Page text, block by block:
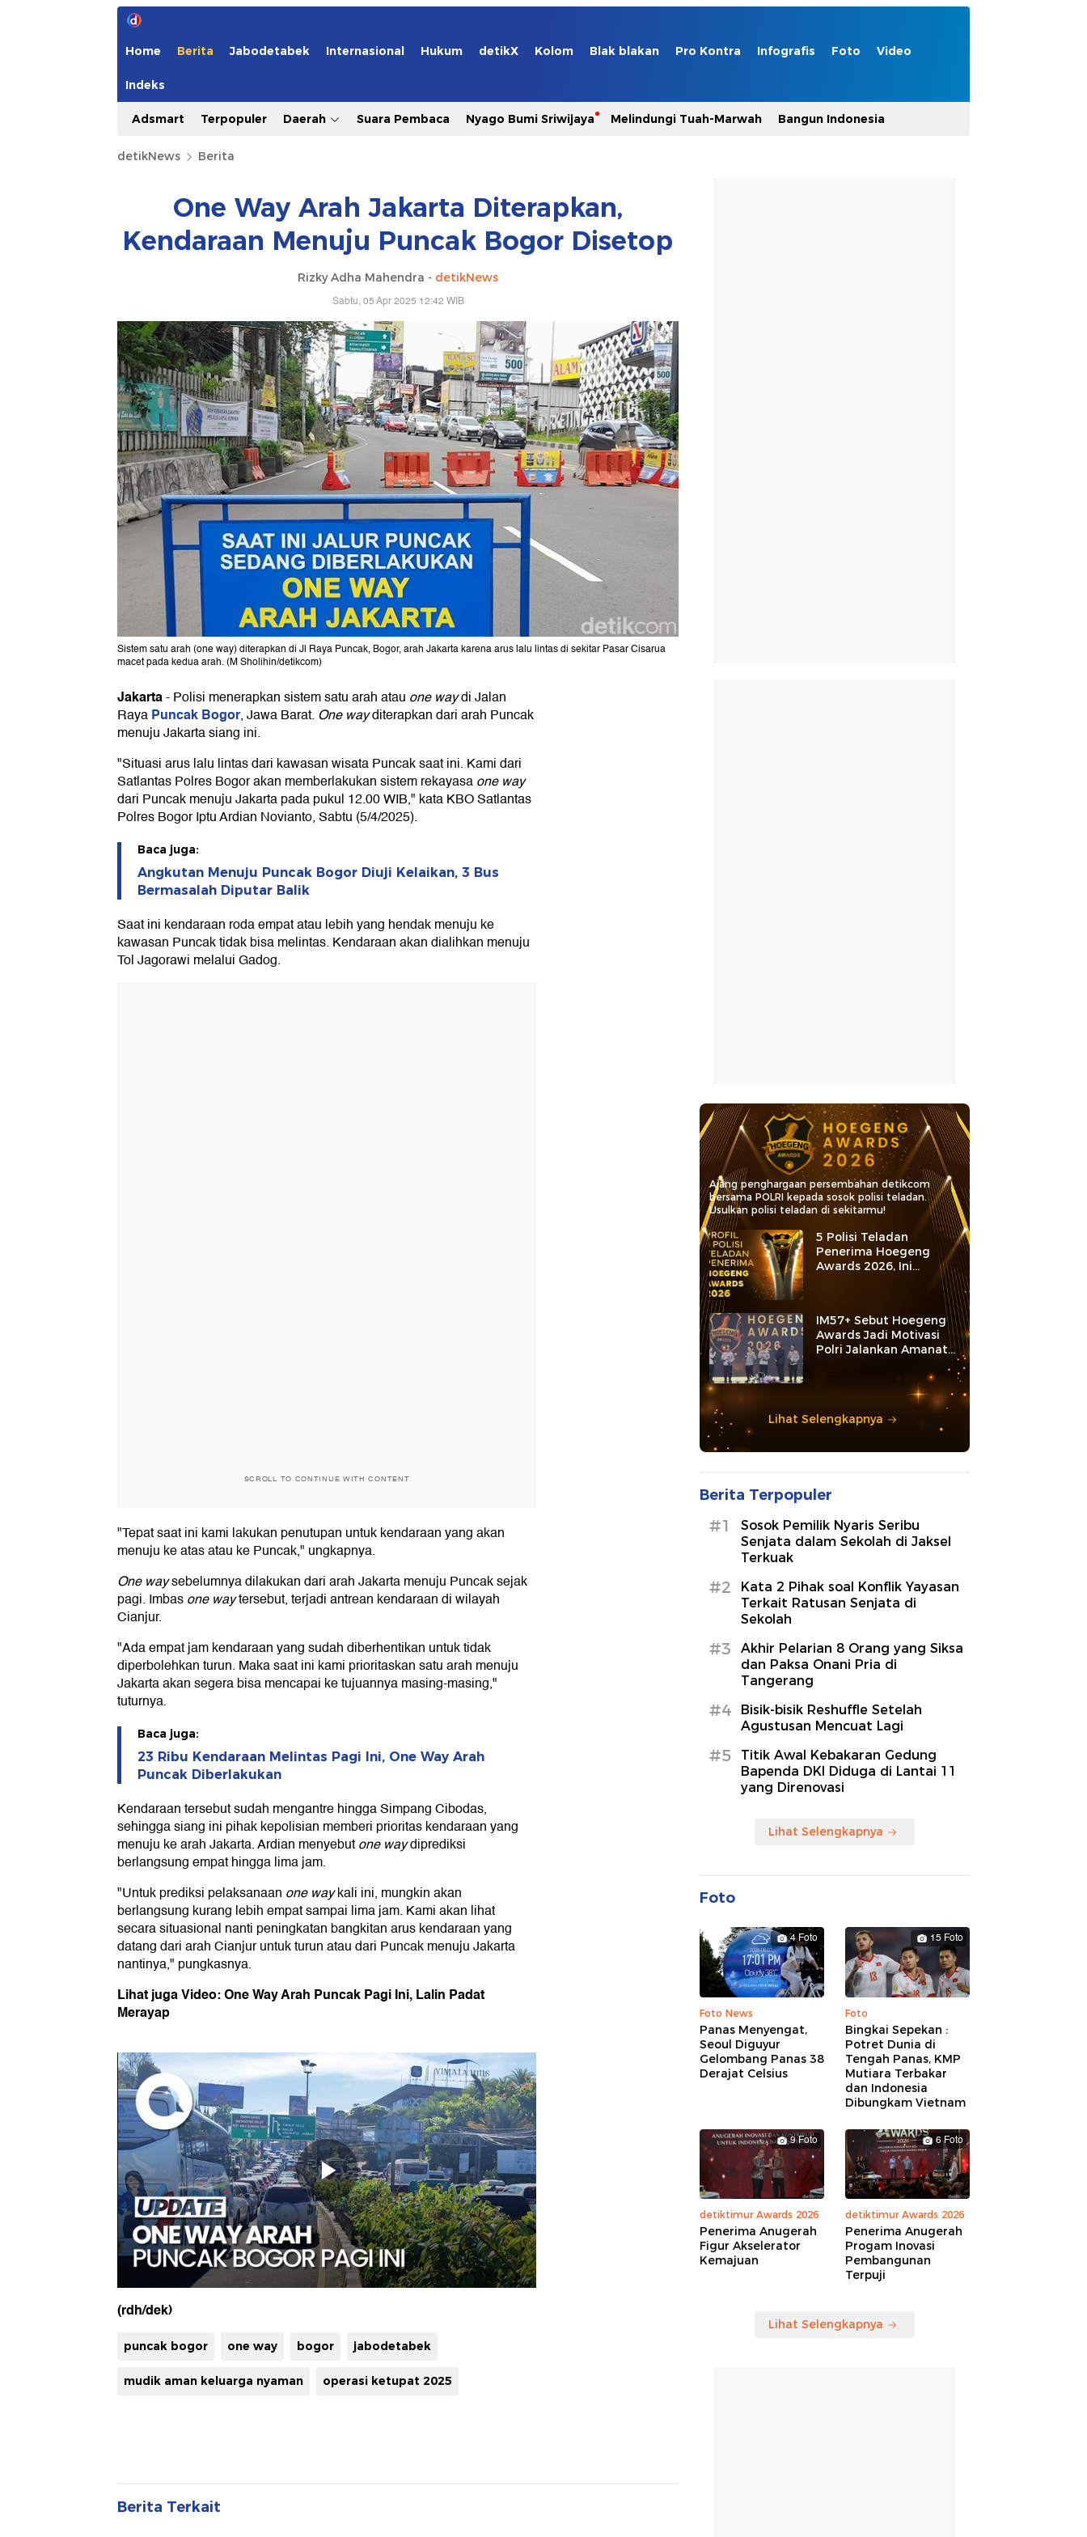
Home Berita Jabodetabek Internasional Hukum detikX Kolom Blak blakan Pro Kontra Infografis Foto Video
Indeks
Adsmart Terpopuler Daerah Suara Pembaca Nyago Bumi Sriwijaya Melindungi Tuah-Marwah Bangun Indonesia
detikNews Berita
One Way Arah Jakarta Diterapkan,
Kendaraan Menuju Puncak Bogor Disetop
Rizky Adha Mahendra - detikNews
Sabtu, 05 Apr 2025 12:42 WIB
Sistem satu arah (one way) diterapkan di Jl Raya Puncak, Bogor, arah Jakarta karena arus lalu lintas di sekitar Pasar Cisarua
macet pada kedua arah. (M Sholihin/detikcom)
Jakarta-Polisi menerapkan sistem satu arah atau one waydi Jalan
RayaPuncak Bogor, Jawa Barat. One wayditerapkan dari arah Puncak
menuju Jakarta siang ini.
"Situasi arus lalu lintas dari kawasan wisata Puncak saat ini. Kami dari
Satlantas Polres Bogor akan memberlakukan sistem rekayasaone way
dari Puncak menuju Jakarta pada pukul 12.00 WIB," kata KBO Satlantas
Polres Bogor Iptu Ardian Novianto, Sabtu (5/4/2025).
Baca juga:
Angkutan Menuju Puncak Bogor Diuji Kelaikan, 3 Bus
Bermasalah Diputar Balik
Saat ini kendaraan roda empat atau lebih yang hendak menuju ke
kawasan Puncak tidak bisa melintas. Kendaraan akan dialihkan menuju
Tol Jagorawi melalui Gadog.
SCROLL TO CONTINUE WITH CONTENT
"Tepat saat ini kami lakukan penutupan untuk kendaraan yang akan
menuju ke atas atau ke Puncak," ungkapnya.
One waysebelumnya dilakukan dari arah Jakarta menuju Puncak sejak
pagi. Imbasone waytersebut, terjadi antrean kendaraan di wilayah
Cianjur.
"Ada empat jam kendaraan yang sudah diberhentikan untuk tidak
diperbolehkan turun. Maka saat ini kami prioritaskan satu arah menuju
Jakarta akan segera bisa mencapai ke tujuannya masing-masing,"
tuturnya.
Baca juga:
23 Ribu Kendaraan Melintas Pagi Ini, One Way Arah
Puncak Diberlakukan
Kendaraan tersebut sudah mengantre hingga Simpang Cibodas,
sehingga siang ini pihak kepolisian memberi prioritas kendaraan yang
menuju ke arah Jakarta. Ardian menyebutone waydiprediksi
berlangsung empat hingga lima jam.
"Untuk prediksi pelaksanaan one waykali ini, mungkin akan
berlangsung kurang lebih empat sampai lima jam. Kami akan lihat
secara situasional nanti peningkatan bangkitan arus kendaraan yang
datang dari arah Cianjur untuk turun atau dari Puncak menuju Jakarta
nantinya," pungkasnya.
Lihat juga Video: One Way Arah Puncak Pagi Ini, Lalin Padat
Merayap
(rdh/dek)
puncak bogor one way bogor jabodetabek
mudik aman keluarga nyaman operasi ketupat 2025
Berita Terkait
Ajang penghargaan persembahan detikcom
bersama POLRI kepada sosok polisi teladan.
Usulkan polisi teladan di sekitarmu!
5 Polisi Teladan
Penerima Hoegeng
Awards 2026, Ini
Kategori dan Kiprahnya
IM57+ Sebut Hoegeng
Awards Jadi Motivasi
Polri Jalankan Amanat
Lihat Selengkapnya
Berita Terpopuler
#1
Sosok Pemilik Nyaris Seribu
Senjata dalam Sekolah di Jaksel
Terkuak
#2
Kata 2 Pihak soal Konflik Yayasan
Terkait Ratusan Senjata di
Sekolah
#3
Akhir Pelarian 8 Orang yang Siksa
dan Paksa Onani Pria di
Tangerang
#4
Bisik-bisik Reshuffle Setelah
Agustusan Mencuat Lagi
#5
Titik Awal Kebakaran Gedung
Bapenda DKI Diduga di Lantai 11
yang Direnovasi
Lihat Selengkapnya
Foto
4 Foto
Foto News
Panas Menyengat,
Seoul Diguyur
Gelombang Panas 38
Derajat Celsius
15 Foto
Foto
Bingkai Sepekan :
Potret Dunia di
Tengah Panas, KMP
Mutiara Terbakar
dan Indonesia
Dibungkam Vietnam
9 Foto
detiktimur Awards 2026
Penerima Anugerah
Figur Akselerator
Kemajuan
6 Foto
detiktimur Awards 2026
Penerima Anugerah
Progam Inovasi
Pembangunan
Terpuji
Lihat Selengkapnya